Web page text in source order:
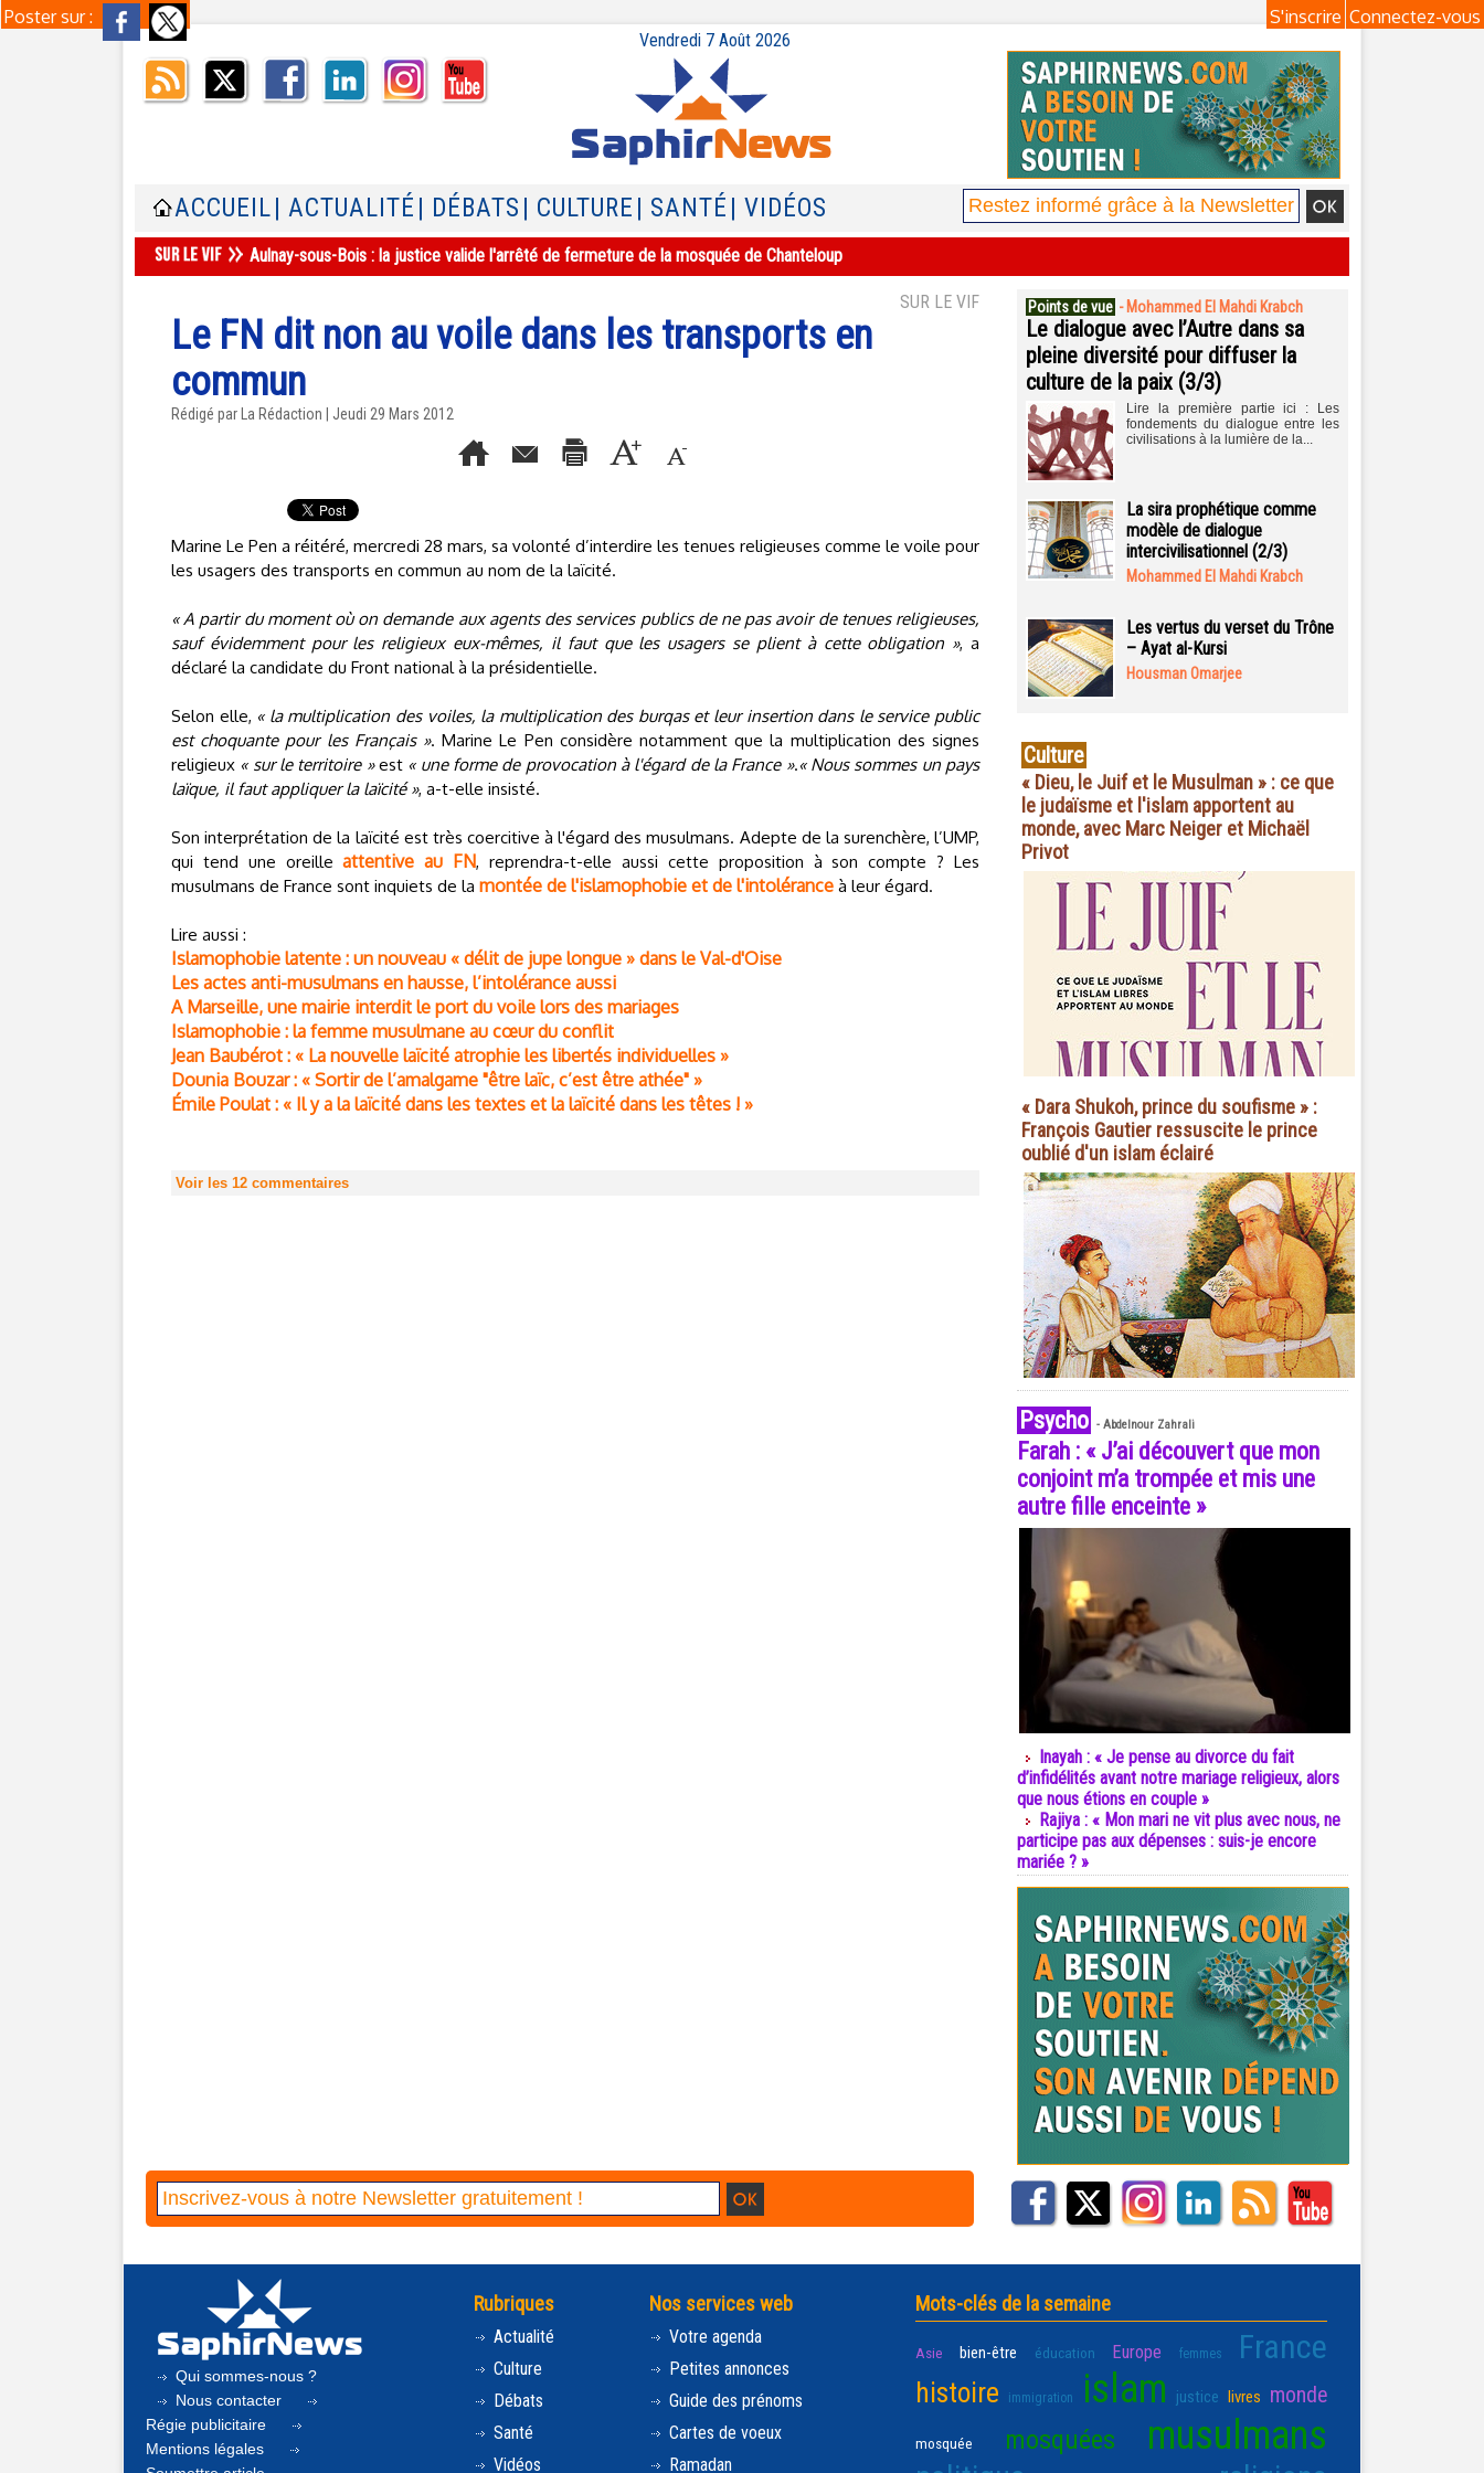
Poster sur : Connectez-vous
S'inscrire
Vendredi 7 Août 2026
ACCUEIL | ACTUALITÉ | DÉBATS | CULTURE | SANTÉ | VIDÉOS
Aulnay-sous-Bois : la justice valide l'arrêté de fermeture de la mosquée de Chanteloup
SUR LE VIF
Le FN dit non au voile dans les transports en
commun
Rédigé par La Rédaction | Jeudi 29 Mars 2012
Marine Le Pen a réitéré, mercredi 28 mars, sa volonté d’interdire les tenues religieuses comme le voile pour
les usagers des transports en commun au nom de la laïcité.
« A partir du moment où on demande aux agents des services publics de ne pas avoir de tenues religieuses,
sauf évidemment pour les religieux eux-mêmes, il faut que les usagers se plient à cette obligation », a
déclaré la candidate du Front national à la présidentielle.
Selon elle, « la multiplication des voiles, la multiplication des burqas et leur insertion dans le service public
est choquante pour les Français ». Marine Le Pen considère notamment que la multiplication des signes
religieux « sur le territoire »est « une forme de provocation à l'égard de la France ».« Nous sommes un pays
laïque, il faut appliquer la laïcité », a-t-elle insisté.
Son interprétation de la laïcité est très coercitive à l'égard des musulmans. Adepte de la surenchère, l’UMP,
qui tend une oreilleattentive au FN, reprendra-t-elle aussi cette proposition à son compte ? Les
musulmans de France sont inquiets de la montée de l'islamophobie et de l'intolérance à leur égard.
Lire aussi :
Islamophobie latente : un nouveau « délit de jupe longue » dans le Val-d'Oise
Les actes anti-musulmans en hausse, l’intolérance aussi
A Marseille, une mairie interdit le port du voile lors des mariages
Islamophobie : la femme musulmane au cœur du conflit
Jean Baubérot : « La nouvelle laïcité atrophie les libertés individuelles »
Dounia Bouzar : « Sortir de l’amalgame "être laïc, c’est être athée" »
Émile Poulat : « Il y a la laïcité dans les textes et la laïcité dans les têtes ! »
Voir les 12 commentaires
Points de vue - Mohammed El Mahdi Krabch
Le dialogue avec l’Autre dans sa
pleine diversité pour diffuser la
culture de la paix (3/3)
Lire la première partie ici : Les
fondements du dialogue entre les
civilisations à la lumière de la...
La sira prophétique comme
modèle de dialogue
intercivilisationnel (2/3)
Mohammed El Mahdi Krabch
Les vertus du verset du Trône
– Ayat al-Kursi
Housman Omarjee
Culture
« Dieu, le Juif et le Musulman » : ce que
le judaïsme et l'islam apportent au
monde, avec Marc Neiger et Michaël
Privot
« Dara Shukoh, prince du soufisme » :
François Gautier ressuscite le prince
oublié d'un islam éclairé
Psycho - Abdelnour Zahrali
Farah : « J’ai découvert que mon
conjoint m’a trompée et mis une
autre fille enceinte »
Inayah : « Je pense au divorce du fait
d’infidélités avant notre mariage religieux, alors
que nous étions en couple »
Rajiya : « Mon mari ne vit plus avec nous, ne
participe pas aux dépenses : suis-je encore
mariée ? »
Qui sommes-nous ?
Nous contacter
Régie publicitaire
Mentions légales
Rubriques
Actualité
Culture
Débats
Santé
Vidéos
Nos services web
Votre agenda
Petites annonces
Guide des prénoms
Cartes de voeux
Ramadan
Mots-clés de la semaine
Asie bien-être éducation Europe femmes France
histoire immigration islam justice livres monde
mosquée mosquées musulmans